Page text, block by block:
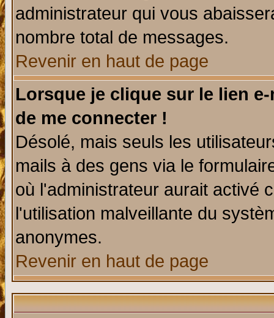
administrateur qui vous
nombre total de messages.
Revenir en haut de page
Lorsque je clique sur le lien
de me connecter !
Désolé, mais seuls les
mails à des gens via le
où l'administrateur aurait activé
l'utilisation malveillante du
anonymes.
Revenir en haut de page